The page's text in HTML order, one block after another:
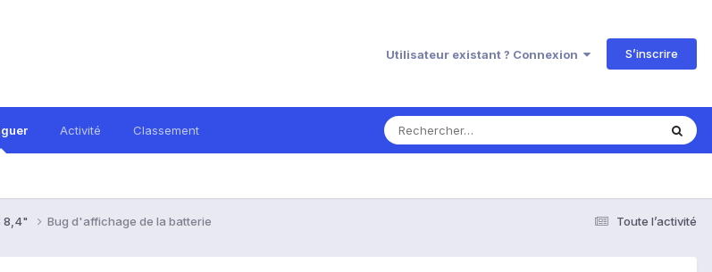
Utilisateur existant ? Connexion S’inscrire
Activité Classement
Toute l’activité
8,4" Bug d'affichage de la batterie